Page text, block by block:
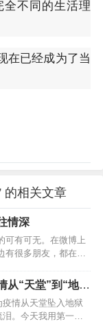
不同的生活理
在已经成为了当
的相关文章
情深
可有可无。在微博上
认定了那个男人，
的是一件太美好的
从“天堂”到“地
情从天堂坠入地狱
。今天我用第一人